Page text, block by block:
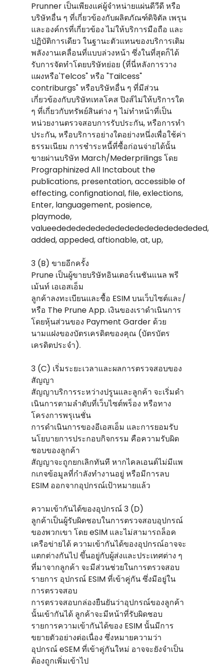
Prunner เป็นเพียงแค่ผู้จําหน่ายแผ่นดีวีดี หรือ
บริษัทอื่น ๆ ที่เกี่ยวข้องกับผลิตภัณฑ์ดิจิตัล เพรุน
และองค์กรที่เกี่ยวข้อง ไม่ให้บริการมือถือ และ
ปฏิบัติการเดียว ในฐานะตัวแทนของบริการเติม
พลังงานเคลื่อนที่แบบล่วงหน้า ซึ่งในที่สุดก็ได้
รับการจัดทําโดยบริษัทย่อย (ที่นี่หลังการวาง
แผงหรือ'Telcos" หรือ "Tailcess"
contriburgs" หรือบริษัทอื่น ๆ ที่มีส่วน
เกี่ยวข้องกับบริษัทเทลโคส ปิงส์ไม่ให้บริการใด
ๆ ที่เกี่ยวกับทรัพย์สินต่าง ๆ ไม่ทําหน้าที่เป็น
หน่วยงานตรวจสอบการรับประกัน, หรือการทํา
ประกัน, หรือบริการอย่างใดอย่างหนึ่งเพื่อใช้ค่า
ธรรมเนียม การชําระหนี้ที่ซื้อก่อนจ่ายได้นั้น
ขายผ่านบริษัท March/Mederprilings โดย
Prographinized All Inctabout the
publications, presentation, accessible of
effecting, confignational, file, exlections,
Enter, languagement, posience,
playmode,
valueedededededededededededededededed,
added, appeded, aftionable, at, up,
3 (B) ขายอีกครั้ง
Prune เป็นผู้ขายบริษัทอินเตอร์เนชันแนล พรี
เม้นท์ เอเอสเอ็ม
ลูกค้าลงทะเบียนและซื้อ ESIM บนเว็บไซต์และ/
หรือ The Prune App. เงินของเราดําเนินการ
โดยหุ้นส่วนของ Payment Garder ด้วย
นามแฝงของบัตรเครดิตของคุณ (บัตรบัตร
เครดิตประจํา).
3 (C) เริ่มระยะเวลาและผลการตรวจสอบของ
สัญญา
สัญญาบริการระหว่างปรูนและลูกค้า จะเริ่มดํา
เนินการตามลําดับที่เว็บไซต์พร็อง หรือทาง
โครงการพรุเนชั่น
การดําเนินการของอีเอสเอ็ม และการยอมรับ
นโยบายการประกอบกิจกรรม คือความรับผิด
ชอบของลูกค้า
สัญญาจะถูกยกเลิกทันที หากไคลเอนต์ไม่มีแพ
กเกจข้อมูลที่กําลังทํางานอยู่ หรือมีการลบ
ESIM ออกจากอุปกรณ์เป้าหมายแล้ว
ความเข้ากันได้ของอุปกรณ์ 3 (D)
ลูกค้าเป็นผู้รับผิดชอบในการตรวจสอบอุปกรณ์
ของพวกเขา โดย eSIM และไม่สามารถล็อค
เครือข่ายได้ ความเข้ากันได้ของอุปกรณ์อาจจะ
แตกต่างกันไป ขึ้นอยู่กับผู้ส่งและประเทศต่าง ๆ
ที่มาจากลูกค้า จะมีส่วนช่วยในการตรวจสอบ
รายการ อุปกรณ์ ESIM ที่เข้าคู่กัน ซึ่งมีอยู่ใน
การตรวจสอบ
การตรวจสอบกล่องยืนยันว่าอุปกรณ์ของลูกค้า
นั้นเข้ากันได้ ลูกค้าจะมีหน้าที่รับผิดชอบ
รายการความเข้ากันได้ของ ESIM นั้นมีการ
ขยายตัวอย่างต่อเนื่อง ซึ่งหมายความว่า
อุปกรณ์ eSEM ที่เข้าคู่กันใหม่ อาจจะยังจําเป็น
ต้องถูกเพิ่มเข้าไป